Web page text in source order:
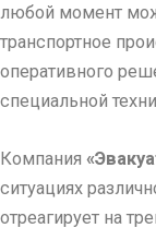
любой момент
транспортное
оперативного
специальной
Компания
ситуациях
отреагирует на